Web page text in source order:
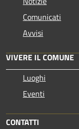
Comunicati
Avvisi
VIVERE IL COMUNE
Luoghi
Eventi
CONTATTI